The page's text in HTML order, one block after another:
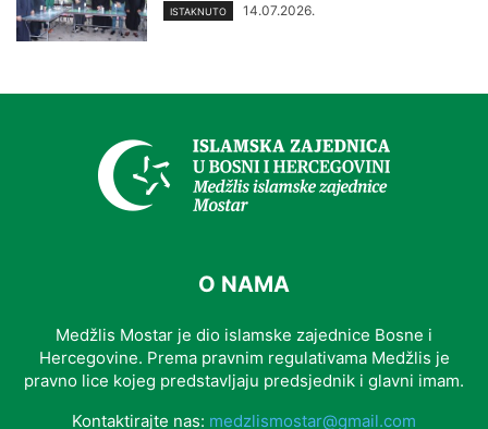
ISTAKNUTO 14.07.2026.
O NAMA
Medžlis Mostar je dio islamske zajednice Bosne i
Hercegovine. Prema pravnim regulativama Medžlis je
pravno lice kojeg predstavljaju predsjednik i glavni imam.
Kontaktirajte nas: medzlismostar@gmail.com